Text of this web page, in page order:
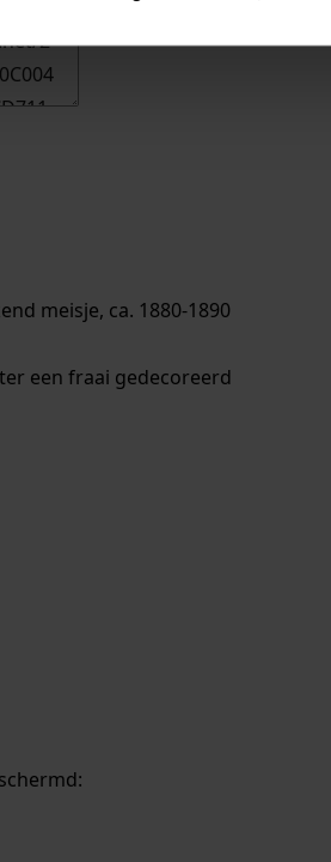
meisje, ca. 1880-1890
een fraai gedecoreerd